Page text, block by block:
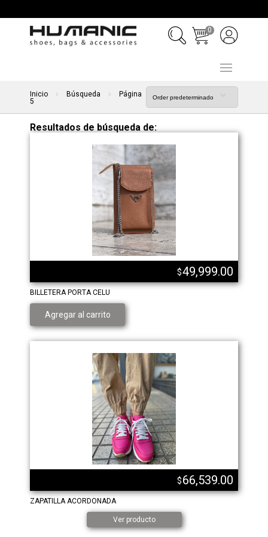
0
Inicio Búsqueda
Página
5
Resultados de búsqueda de:
$49,999.00
BILLETERA PORTA CELU
Agregar al carrito
$66,539.00
ZAPATILLA ACORDONADA
Ver producto